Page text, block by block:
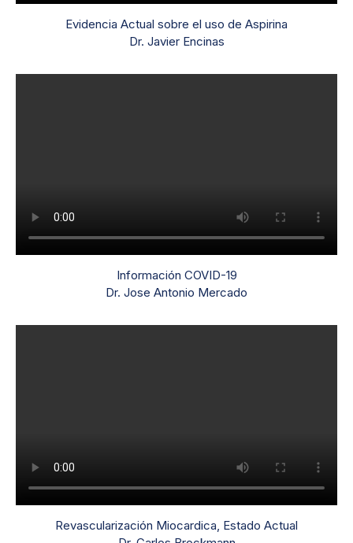
Evidencia Actual sobre el uso de Aspirina
Dr. Javier Encinas
Información COVID-19
Dr. Jose Antonio Mercado
Revascularización Miocardica, Estado Actual